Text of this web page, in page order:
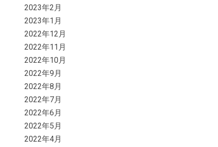
2023年2月
2023年1月
2022年12月
2022年11月
2022年10月
2022年9月
2022年8月
2022年7月
2022年6月
2022年5月
2022年4月